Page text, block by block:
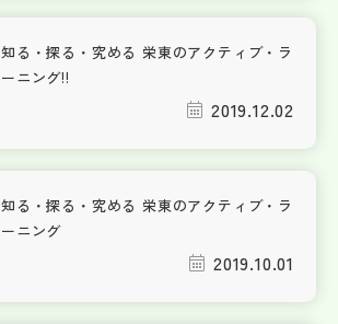
知る・探る・究める 栄東のアクティブ・ラ
ーニング!!
2019.12.02
知る・探る・究める 栄東のアクティブ・ラ
ーニング
2019.10.01